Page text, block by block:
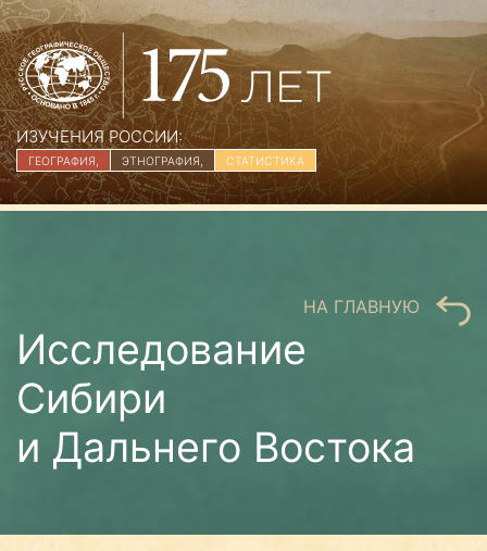
ИЗУЧЕНИЯ РОССИИ:
ГЕОГРАФИЯ, ЭТНОГРАФИЯ, СТАТИСТИКА
НА ГЛАВНУЮ
Исследование
Сибири
и Дальнего Востока